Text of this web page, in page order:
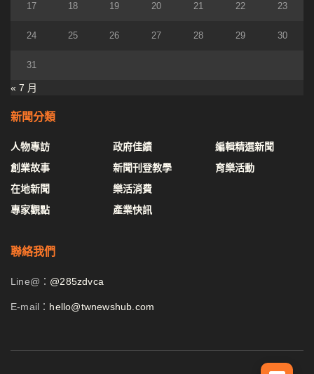
17 18 19 20 21 22 23
24 25 26 27 28 29 30
31
« 7 月
新聞分類
人物專訪
創業故事
在地新聞
專家觀點
政府佳績
新聞刊登教學
樂活消費
產業快訊
編輯精選新聞
育樂活動
聯絡我們
Line@： @285zdvca
E-mail： hello@twnewshub.com